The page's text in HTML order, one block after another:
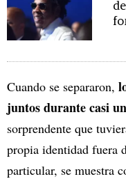
Cuando se separaron,
juntos durante casi
sorprendente que
propia identidad fuera
particular, se muestra